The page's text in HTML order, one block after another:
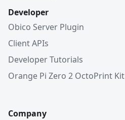
Developer
Obico Server Plugin
Client APIs
Developer Tutorials
Orange Pi Zero 2 OctoPrint Kit
Company